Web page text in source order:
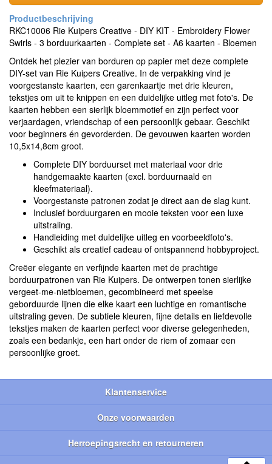
RKC10006 Rie Kuipers Creative - DIY KIT - Embroidery Flower
Swirls - 3 borduurkaarten - Complete set - A6 kaarten - Bloemen
Ontdek het plezier van borduren op papier met deze complete
DIY-set van Rie Kuipers Creative. In de verpakking vind je
voorgestanste kaarten, een garenkaartje met drie kleuren,
tekstjes om uit te knippen en een duidelijke uitleg met foto's. De
kaarten hebben een sierlijk bloemmotief en zijn perfect voor
verjaardagen, vriendschap of een persoonlijk gebaar. Geschikt
voor beginners én gevorderden. De gevouwen kaarten worden
10,5x14,8cm groot.
Complete DIY borduurset met materiaal voor drie
handgemaakte kaarten (excl. borduurnaald en
kleefmateriaal).
Voorgestanste patronen zodat je direct aan de slag kunt.
Inclusief borduurgaren en mooie teksten voor een luxe
uitstraling.
Handleiding met duidelijke uitleg en voorbeeldfoto's.
Geschikt als creatief cadeau of ontspannend hobbyproject.
Creëer elegante en verfijnde kaarten met de prachtige
borduurpatronen van Rie Kuipers. De ontwerpen tonen sierlijke
vergeet-me-nietbloemen, gecombineerd met speelse
geborduurde lijnen die elke kaart een luchtige en romantische
uitstraling geven. De subtiele kleuren, fijne details en liefdevolle
tekstjes maken de kaarten perfect voor diverse gelegenheden,
zoals een bedankje, een hart onder de riem of zomaar een
persoonlijke groet.
Klantenservice
Onze voorwaarden
Herroepingsrecht en retourneren